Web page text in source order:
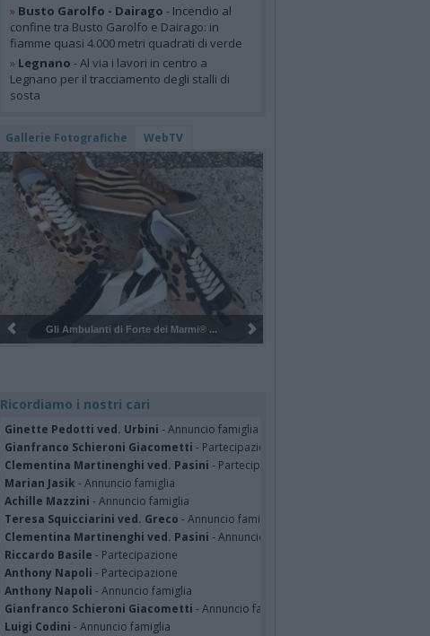
» Busto Garolfo - Dairago - Incendio al
confine tra Busto Garolfo e Dairago: in
fiamme quasi 4.000 metri quadrati di verde
» Legnano - Al via i lavori in centro a
Legnano per il tracciamento degli stalli di
sosta
Gallerie Fotografiche WebTV
Pulizia del bosco del Rugareto a ...
Ricordiamo i nostri cari
Ginette Pedotti ved. Urbini - Annuncio famiglia
Gianfranco Schieroni Giacometti - Partecipazione
Clementina Martinenghi ved. Pasini - Partecipazione
Marian Jasik - Annuncio famiglia
Achille Mazzini - Annuncio famiglia
Teresa Squicciarini ved. Greco - Annuncio famiglia
Clementina Martinenghi ved. Pasini - Annuncio famiglia
Riccardo Basile - Partecipazione
Anthony Napoli - Partecipazione
Anthony Napoli - Annuncio famiglia
Gianfranco Schieroni Giacometti - Annuncio famiglia
Luigi Codini - Annuncio famiglia